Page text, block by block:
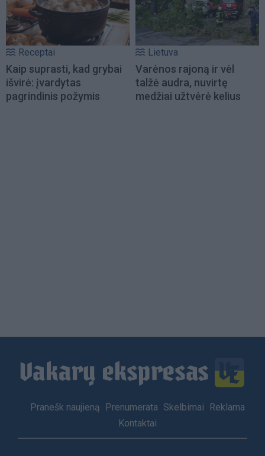
Receptai
Kaip suprasti, kad grybai
išvirė: įvardytas
pagrindinis požymis
Lietuva
Varėnos rajoną ir vėl
talžė audra, nuvirtę
medžiai užtvėrė kelius
Footer
Pranešk naujieną Prenumerata Skelbimai
Reklama
Kontaktai